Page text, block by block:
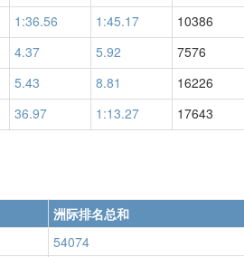
1:36.56 1:45.17 10386
4.37 5.92 7576
5.43 8.81 16226
36.97 1:13.27 17643
洲际排名总和
54074